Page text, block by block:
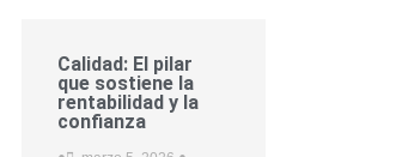
Calidad: El pilar
que sostiene la
rentabilidad y la
confianza